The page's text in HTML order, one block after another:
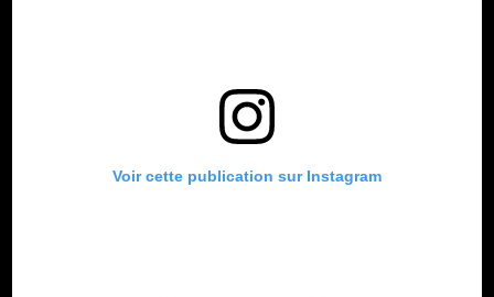
Voir cette publication sur Instagram